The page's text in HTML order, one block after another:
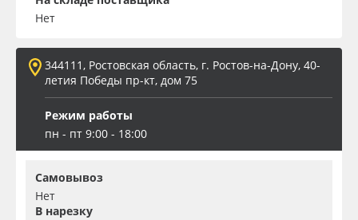
Нет
344111, Ростовская область, г. Ростов-на-Дону, 40-
летия Победы пр-кт, дом 75
Режим работы
пн - пт 9:00 - 18:00
Самовывоз
Нет
В нарезку